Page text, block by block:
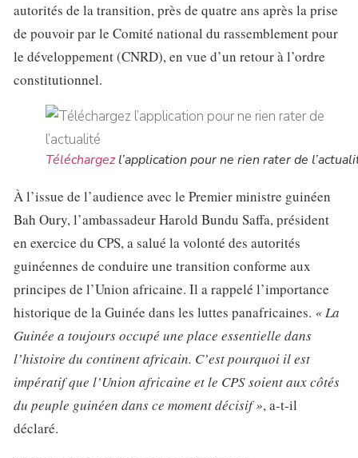
autorités de la transition, près de quatre ans après la prise
de pouvoir par le Comité national du rassemblement pour
le développement (CNRD), en vue d’un retour à l’ordre
constitutionnel.
Téléchargezl’application pour ne rien rater de
À l’issue de l’audience avec le Premier ministre guinéen
Bah Oury, l’ambassadeur Harold Bundu Saffa, président
en exercice du CPS, a salué la volonté des autorités
guinéennes de conduire une transition conforme aux
principes de l’Union africaine. Il a rappelé l’importance
historique de la Guinée dans les luttes panafricaines. « La
Guinée a toujours occupé une place essentielle dans
l’histoire du continent africain. C’est pourquoi il est
impératif que l’Union africaine et le CPS soient aux côtés
du peuple guinéen dans ce moment décisif », a-t-il
déclaré.